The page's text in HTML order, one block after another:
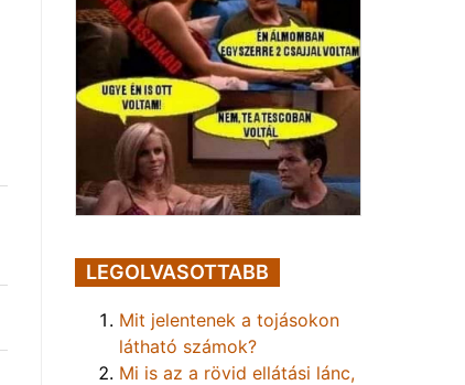
LEGOLVASOTTABB
Mit jelentenek a tojásokon
látható számok?
Mi is az a rövid ellátási lánc,